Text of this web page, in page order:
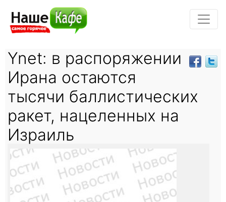
Ynet: в распоряжении
Ирана остаются
тысячи баллистических
ракет, нацеленных на
Израиль